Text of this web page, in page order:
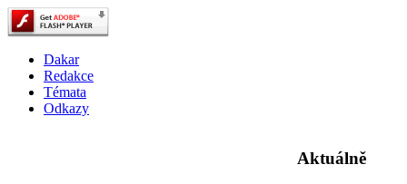
Dakar
Redakce
Témata
Odkazy
Aktuálně